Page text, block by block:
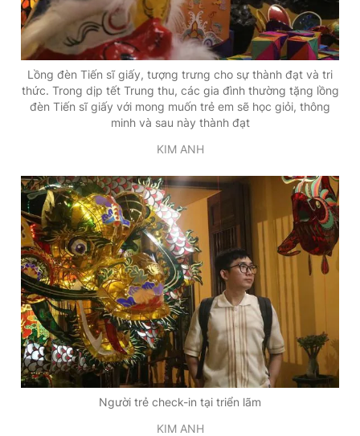
Lồng đèn Tiến sĩ giấy, tượng trưng cho sự thành đạt và tri
thức. Trong dịp tết Trung thu, các gia đình thường tặng lồng
đèn Tiến sĩ giấy với mong muốn trẻ em sẽ học giỏi, thông
minh và sau này thành đạt
KIM ANH
Người trẻ check-in tại triển lãm
KIM ANH